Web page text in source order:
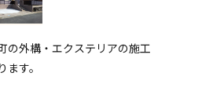
の外構・エクステリアの施工
す。